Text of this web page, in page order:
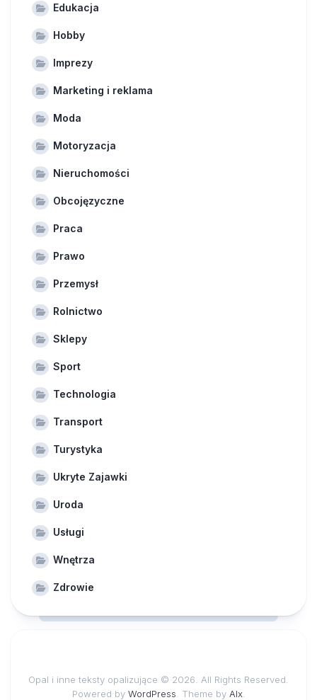
Edukacja
Hobby
Imprezy
Marketing i reklama
Moda
Motoryzacja
Nieruchomości
Obcojęzyczne
Praca
Prawo
Przemysł
Rolnictwo
Sklepy
Sport
Technologia
Transport
Turystyka
Ukryte Zajawki
Uroda
Usługi
Wnętrza
Zdrowie
Opal i inne teksty opalizujące © 2026. All Rights Reserved.
Powered by WordPress . Theme by Alx